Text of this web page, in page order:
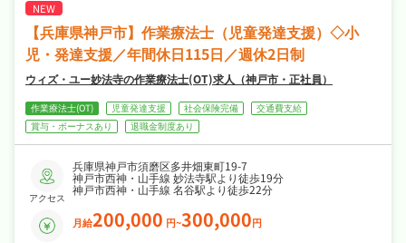
【兵庫県神戸市】作業療法士（児童発達支援）◇小
児・発達支援／年間休日115日／週休2日制
ウィズ・ユー妙法寺の作業療法士(OT)求人（神戸市・正社員）
作業療法士(OT) 児童発達支援 社会保険完備
交通費支給
賞与・ボーナスあり
退職金制度あり
アクセス
兵庫県神戸市須磨区多井畑東町19-7
神戸市西神・山手線 妙法寺駅より徒歩19分
神戸市西神・山手線 名谷駅より徒歩22分
月給200,000 円~300,000円